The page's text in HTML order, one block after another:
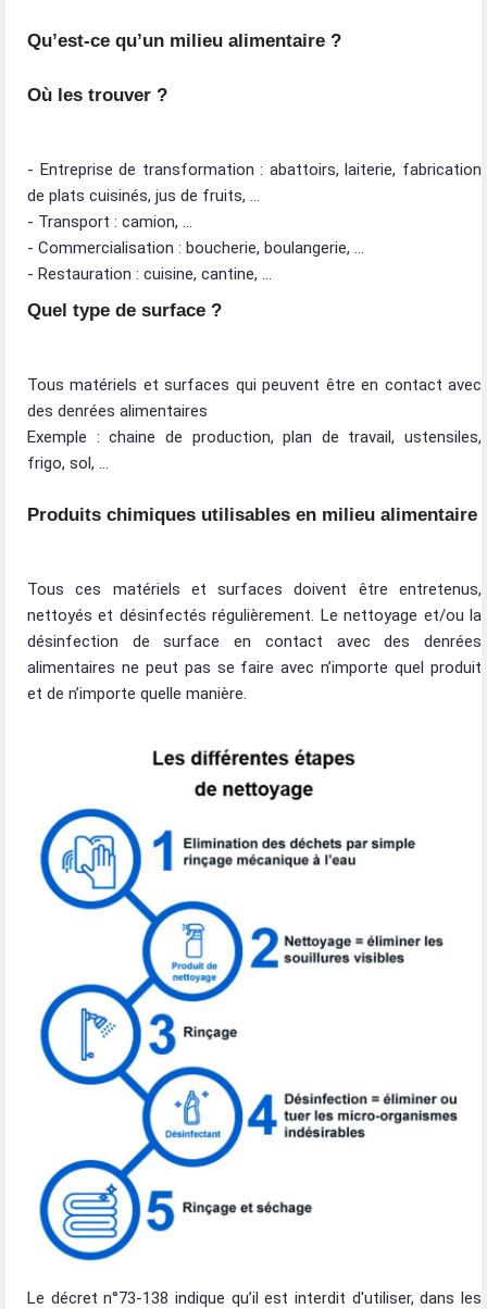
Qu’est-ce qu’un milieu alimentaire ?
Où les trouver ?
- Entreprise de transformation : abattoirs, laiterie, fabrication
de plats cuisinés, jus de fruits, …
- Transport : camion, …
- Commercialisation : boucherie, boulangerie, …
- Restauration : cuisine, cantine, …
Quel type de surface ?
Tous matériels et surfaces qui peuvent être en contact avec
des denrées alimentaires
Exemple : chaine de production, plan de travail, ustensiles,
frigo, sol, …
Produits chimiques utilisables en milieu alimentaire
Tous ces matériels et surfaces doivent être entretenus,
nettoyés et désinfectés régulièrement. Le nettoyage et/ou la
désinfection de surface en contact avec des denrées
alimentaires ne peut pas se faire avec n’importe quel produit
et de n’importe quelle manière.
Le décret n°73-138 indique qu’il est interdit d'utiliser, dans les